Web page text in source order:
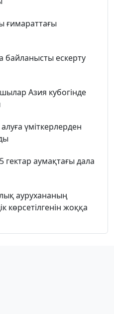
ғимараттағы
байланысты ескерту
Азия кубогінде
үміткерлерден
гектар аумақтағы дала
аурухананың
көрсетілгенін жоққа